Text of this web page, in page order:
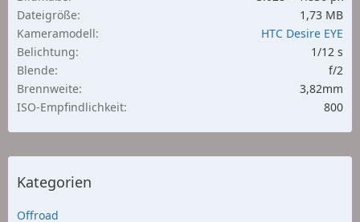
Dateigröße
1,73 MB
Kameramodell
HTC Desire EYE
Belichtung
1/12 s
Blende
f/2
Brennweite
3,82mm
ISO-Empfindlichkeit
800
Kategorien
Offroad